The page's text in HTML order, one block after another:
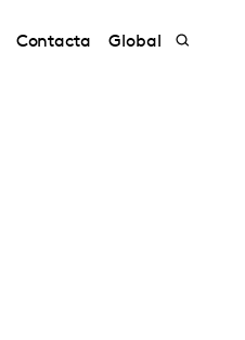
Contacta Global